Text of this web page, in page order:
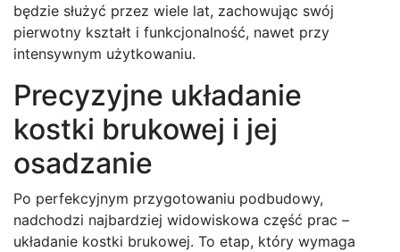
będzie służyć przez wiele lat, zachowując swój
pierwotny kształt i funkcjonalność, nawet przy
intensywnym użytkowaniu.
Precyzyjne układanie
kostki brukowej i jej
osadzanie
Po perfekcyjnym przygotowaniu podbudowy,
nadchodzi najbardziej widowiskowa część prac –
układanie kostki brukowej. To etap, który wymaga